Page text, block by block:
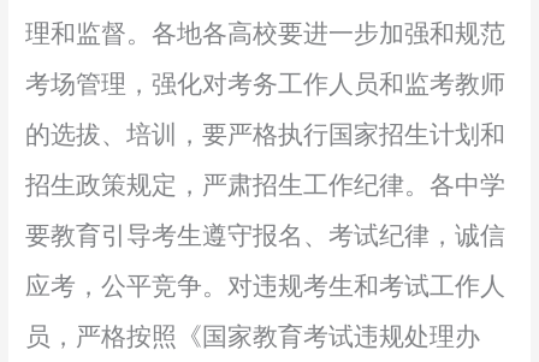
理和监督。各地各高校要进一步加强和规范
考场管理，强化对考务工作人员和监考教师
的选拔、培训，要严格执行国家招生计划和
招生政策规定，严肃招生工作纪律。各中学
要教育引导考生遵守报名、考试纪律，诚信
应考，公平竞争。对违规考生和考试工作人
员，严格按照《国家教育考试违规处理办